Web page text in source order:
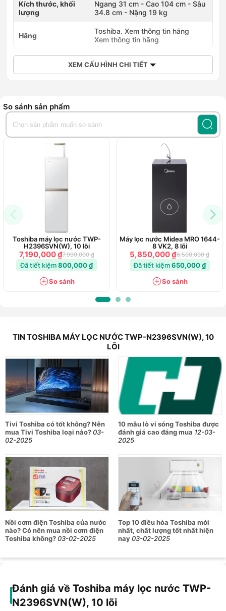
Kích thước, khối
lượng
Ngang 31 cm - Cao 104 cm - Sâu
34.8 cm - Nặng 19 kg
Hãng
Toshiba. Xem thông tin hãng
Xem thông tin hãng
XEM CẤU HÌNH CHI TIẾT
So sánh sản phẩm
Toshiba máy lọc nước TWP-
H2396SVN(W), 10 lõi
7,190,000 ₫7,990,000 ₫
Đã tiết kiệm800,000 ₫
So sánh
Máy lọc nước Midea MRO 1644-
8 VK2, 8 lõi
5,850,000 ₫6,500,000 ₫
Đã tiết kiệm650,000 ₫
So sánh
TIN TOSHIBA MÁY LỌC NƯỚC TWP-N2396SVN(W), 10
LÕI
Tivi Toshiba có tốt không? Nên
mua Tivi Toshiba loại nào?03-
02-2025
10 mẫu lò vi sóng Toshiba được
đánh giá cao đáng mua 12-03-
2025
Nồi cơm điện Toshiba của nước
nào? Có nên mua nồi cơm điện
Toshiba không?03-02-2025
Top 10 điều hòa Toshiba mới
nhất, chất lượng tốt nhất hiện
nay03-02-2025
Đánh giá về Toshiba máy lọc nước TWP-
N2396SVN(W), 10 lõi